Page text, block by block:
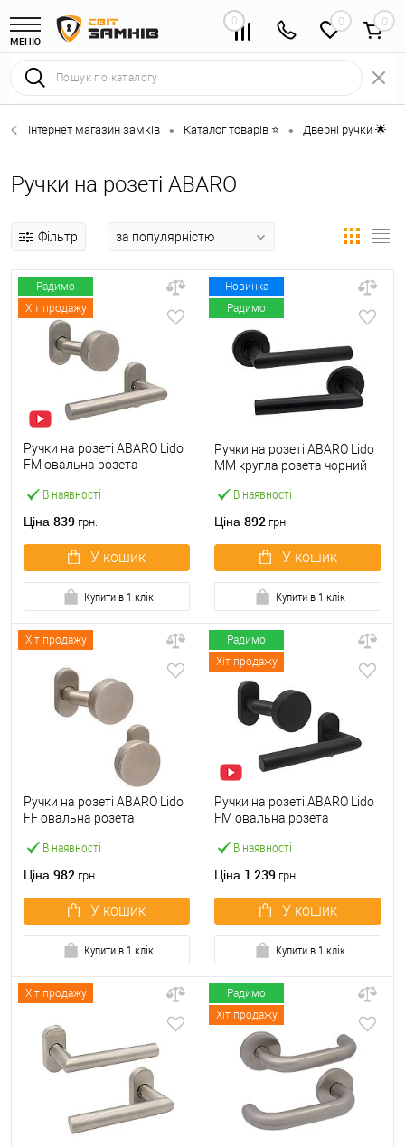
МЕНЮ
0 0
Інтернет магазин замків • Каталог товарів ⭐ • Дверні ручки 🌟
Ручки на розеті ABARO
Фільтр
Радимо
Хіт продажу
В наявності
Ручки на розеті ABARO Lido
FM овальна розета
нержавіюча сталь
Ціна 839 грн.
У кошик
Купити в 1 клік
Новинка
Радимо
В наявності
Ручки на розеті ABARO Lido
MM кругла розета чорний
Ціна 892 грн.
У кошик
Купити в 1 клік
Хіт продажу
В наявності
Ручки на розеті ABARO Lido
FF овальна розета
нержавіюча сталь
Ціна 982 грн.
У кошик
Купити в 1 клік
Радимо
Хіт продажу
В наявності
Ручки на розеті ABARO Lido
FM овальна розета
Ціна 1 239 грн.
У кошик
Купити в 1 клік
Хіт продажу
Радимо
Хіт продажу